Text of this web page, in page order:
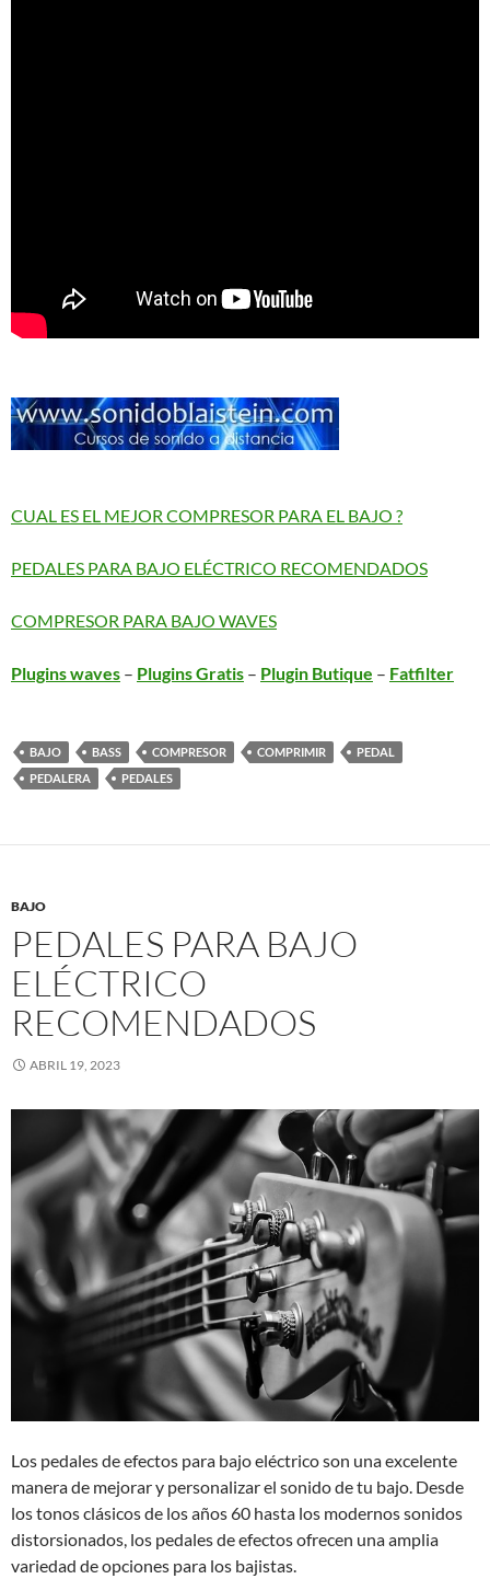
CUAL ES EL MEJOR COMPRESOR PARA EL BAJO ?
PEDALES PARA BAJO ELÉCTRICO RECOMENDADOS
COMPRESOR PARA BAJO WAVES
Plugins waves – Plugins Gratis – Plugin Butique – Fatfilter
BAJO BASS COMPRESOR COMPRIMIR
PEDAL
PEDALERA
PEDALES
BAJO
PEDALES PARA BAJO
ELÉCTRICO
RECOMENDADOS
ABRIL 19, 2023
Los pedales de efectos para bajo eléctrico son una excelente
manera de mejorar y personalizar el sonido de tu bajo. Desde
los tonos clásicos de los años 60 hasta los modernos sonidos
distorsionados, los pedales de efectos ofrecen una amplia
variedad de opciones para los bajistas.